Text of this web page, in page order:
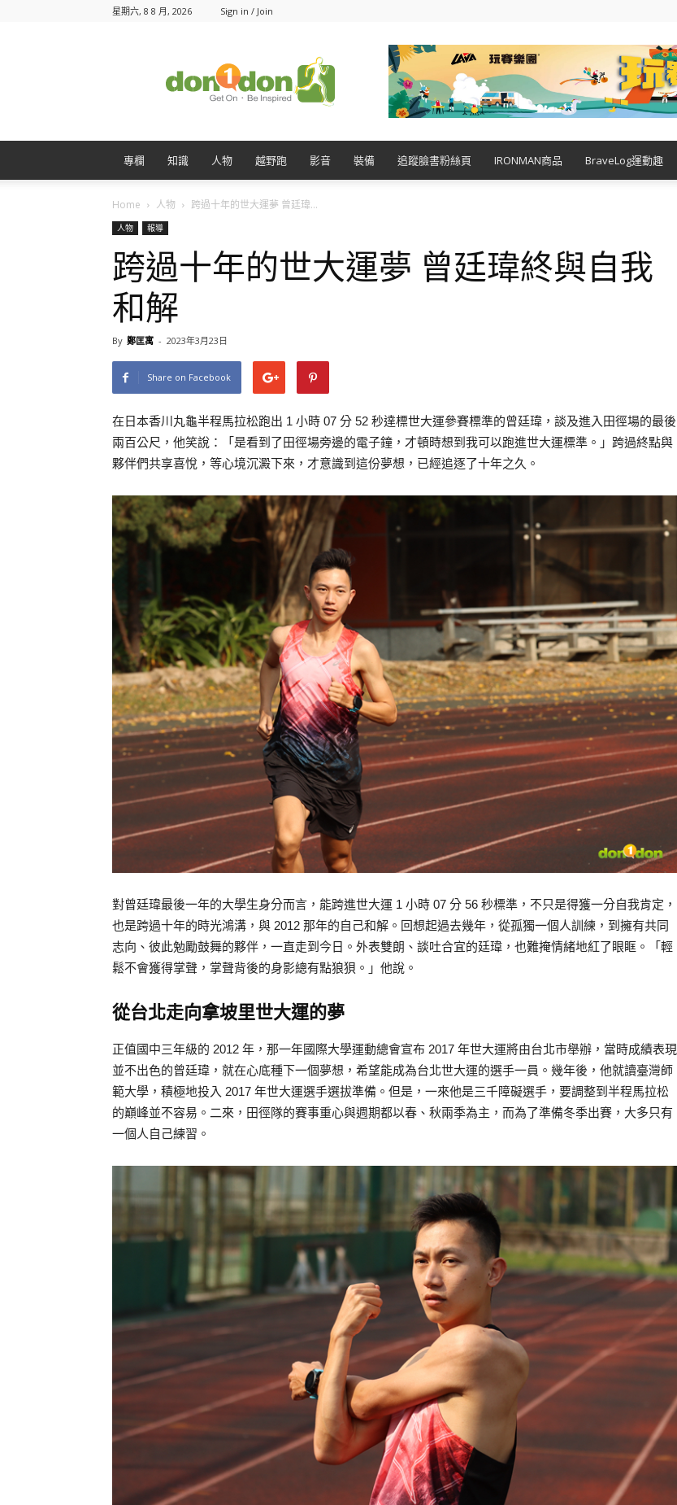
星期六, 8 8 月, 2026 Sign in / Join
專欄 知識 人物 越野跑 影音 裝備 追蹤臉書粉絲頁 IRONMAN商品 BraveLog運動趣
Home 人物 跨過十年的世大運夢 曾廷瑋...
人物 報導
跨過十年的世大運夢 曾廷瑋終與自我
和解
By 鄭匡寓 - 2023年3月23日
Share on Facebook
在日本香川丸龜半程馬拉松跑出 1 小時 07 分 52 秒達標世大運參賽標準的曾廷瑋，談及進入田徑場的最後
兩百公尺，他笑說：「是看到了田徑場旁邊的電子鐘，才頓時想到我可以跑進世大運標準。」跨過終點與
夥伴們共享喜悅，等心境沉澱下來，才意識到這份夢想，已經追逐了十年之久。
對曾廷瑋最後一年的大學生身分而言，能跨進世大運 1 小時 07 分 56 秒標準，不只是得獲一分自我肯定，
也是跨過十年的時光鴻溝，與 2012 那年的自己和解。回想起過去幾年，從孤獨一個人訓練，到擁有共同
志向、彼此勉勵鼓舞的夥伴，一直走到今日。外表雙朗、談吐合宜的廷瑋，也難掩情緒地紅了眼眶。「輕
鬆不會獲得掌聲，掌聲背後的身影總有點狼狽。」他說。
從台北走向拿坡里世大運的夢
正值國中三年級的 2012 年，那一年國際大學運動總會宣布 2017 年世大運將由台北市舉辦，當時成績表現
並不出色的曾廷瑋，就在心底種下一個夢想，希望能成為台北世大運的選手一員。幾年後，他就讀臺灣師
範大學，積極地投入 2017 年世大運選手選拔準備。但是，一來他是三千障礙選手，要調整到半程馬拉松
的巔峰並不容易。二來，田徑隊的賽事重心與週期都以春、秋兩季為主，而為了準備冬季出賽，大多只有
一個人自己練習。